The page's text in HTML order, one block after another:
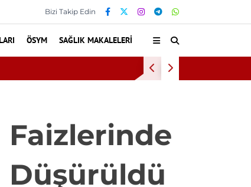
Bizi Takip Edin
ÖSYM SAĞLIK MAKALELERI
Faizlerinde
Düşürüldü